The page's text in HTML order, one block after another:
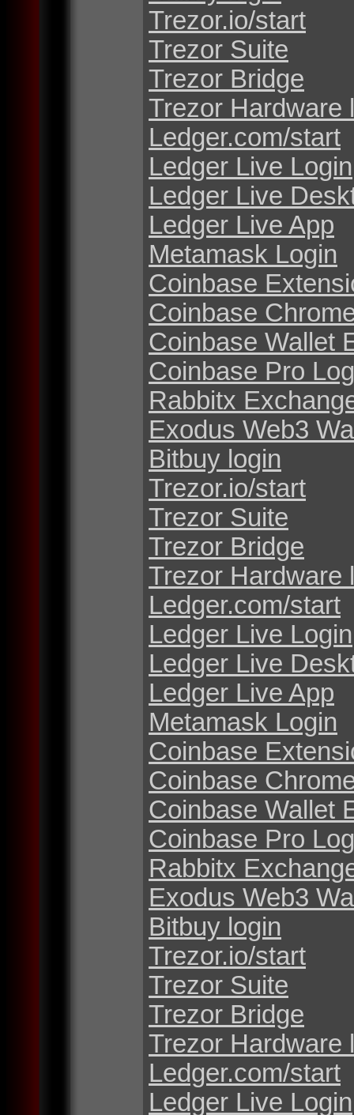
Trezor.io/start
Trezor Suite
Trezor Bridge
Trezor Hardware
Ledger.com/start
Ledger Live Login
Ledger Live
Ledger Live App
Metamask Login
Coinbase
Coinbase
Coinbase Wallet
Coinbase Pro
Rabbitx
Exodus Web3
Bitbuy login
Trezor.io/start
Trezor Suite
Trezor Bridge
Trezor Hardware
Ledger.com/start
Ledger Live Login
Ledger Live
Ledger Live App
Metamask Login
Coinbase
Coinbase
Coinbase Wallet
Coinbase Pro
Rabbitx
Exodus Web3
Bitbuy login
Trezor.io/start
Trezor Suite
Trezor Bridge
Trezor Hardware
Ledger.com/start
Ledger Live Login